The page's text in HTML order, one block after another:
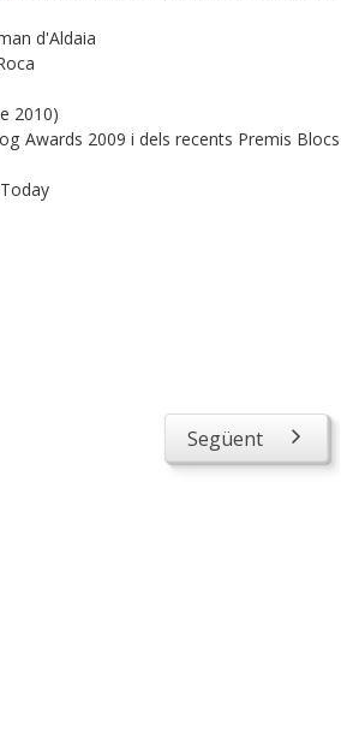
d'Aldaia
2010)
Awards 2009 i dels recents Premis Blocs
Següent